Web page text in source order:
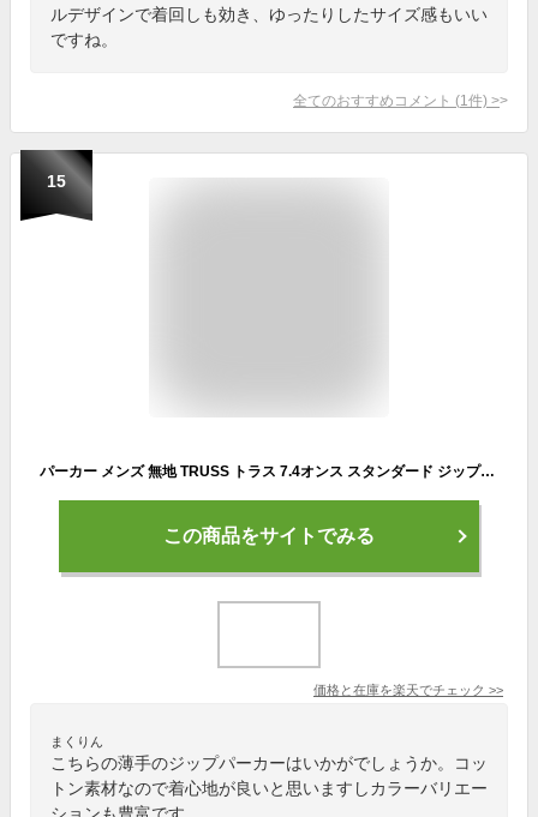
ルデザインで着回しも効き、ゆったりしたサイズ感もいい
ですね。
全てのおすすめコメント (1 件) >
15
パーカー メンズ 無地 TRUSS トラス 7.4オンス スタンダード ジップパーカ rsz-143 男女兼用 ジップパーカー 薄手 シンプル 綿100％ 春 秋 冬
この商品をサイトでみる
価格と在庫を楽天でチェック >>
まくりん
こちらの薄手のジップパーカーはいかがでしょうか。コッ
トン素材なので着心地が良いと思いますしカラーバリエー